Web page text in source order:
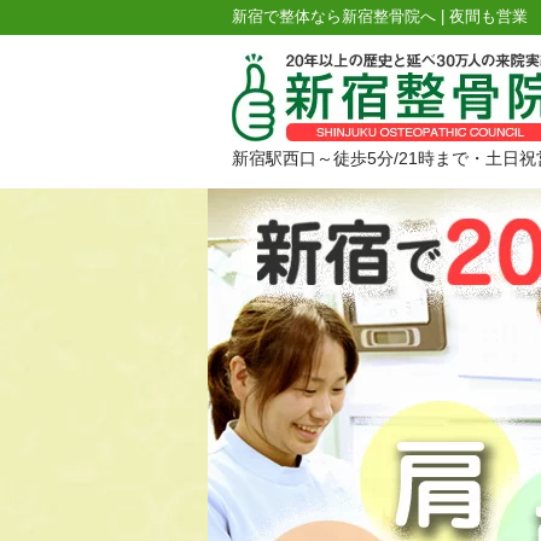
新宿で整体なら新宿整骨院へ | 夜間も営業
新宿駅西口～徒歩5分/21時まで・土日祝